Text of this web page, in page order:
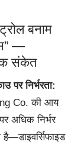
बनाम
—
संकेत
पर निर्भरता:
Co. की आय
अधिक निर्भर
है—डाइवर्सिफाइड